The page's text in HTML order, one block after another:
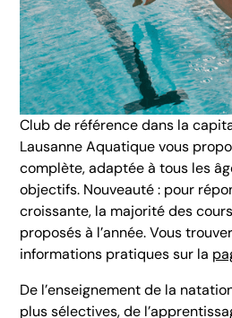
Club de référence dans la
Lausanne Aquatique vous
complète, adaptée à tous les
objectifs. Nouveauté : pour
croissante, la majorité des
proposés à l’année. Vous
informations pratiques sur la
De l’enseignement de la
plus sélectives, de